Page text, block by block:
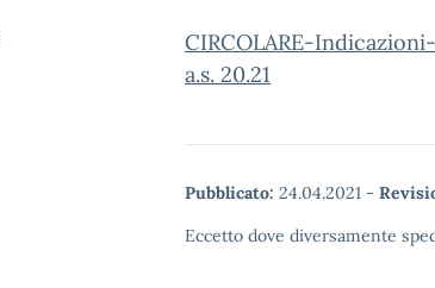
CIRCOLARE-
a.s. 20.21
Pubblicato: 24.04.2021 -
Eccetto dove diversamente